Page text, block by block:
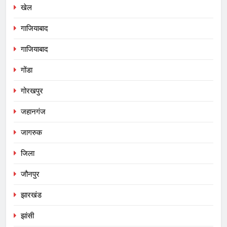
खेल
गाजियाबाद
गाजियाबाद
गोंडा
गोरखपुर
जहानगंज
जागरुक
जिला
जौनपुर
झारखंड
झांसी